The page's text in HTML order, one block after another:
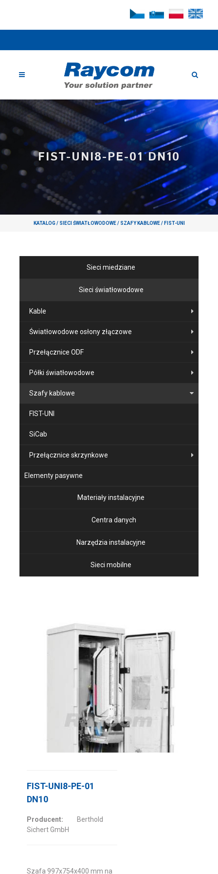
FIST-UNI8-PE-01 DN10
KATALOG / SIECI ŚWIATŁOWODOWE / SZAFY KABLOWE / FIST-UNI
Sieci miedziane
Sieci światłowodowe
Kable
Światłowodowe osłony złączowe
Przełącznice ODF
Półki światłowodowe
Szafy kablowe
FIST-UNI
SiCab
Przełącznice skrzynkowe
Elementy pasywne
Materiały instalacyjne
Centra danych
Narzędzia instalacyjne
Sieci mobilne
FIST-UNI8-PE-01
DN10
Producent:
Berthold
Sichert GmbH
Szafa 997x754x400 mm na